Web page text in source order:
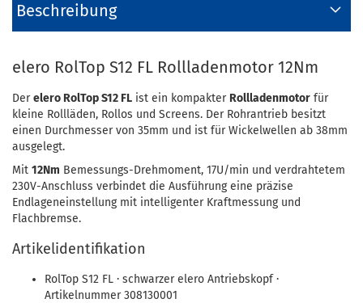
Beschreibung
elero RolTop S12 FL Rollladenmotor 12Nm
Derelero RolTop S12 FL ist ein kompakter Rollladenmotor für
kleine Rollläden, Rollos und Screens. Der Rohrantrieb besitzt
einen Durchmesser von 35mm und ist für Wickelwellen ab 38mm
ausgelegt.
Mit 12Nm Bemessungs-Drehmoment, 17U/min und verdrahtetem
230V-Anschluss verbindet die Ausführung eine präzise
Endlageneinstellung mit intelligenter Kraftmessung und
Flachbremse.
Artikelidentifikation
RolTop S12 FL · schwarzer elero Antriebskopf ·
Artikelnummer 308130001